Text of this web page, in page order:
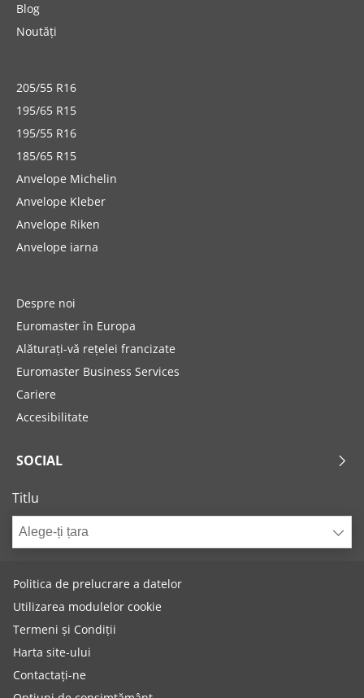
Blog
Noutăți
205/55 R16
195/65 R15
195/55 R16
185/65 R15
Anvelope Michelin
Anvelope Kleber
Anvelope Riken
Anvelope iarna
Despre noi
Euromaster în Europa
Alăturați-vă rețelei francizate
Euromaster Business Services
Cariere
Accesibilitate
SOCIAL
Titlu
Alege-ți țara
Politica de prelucrare a datelor
Utilizarea modulelor cookie
Termeni și Condiții
Harta site-ului
Contactați-ne